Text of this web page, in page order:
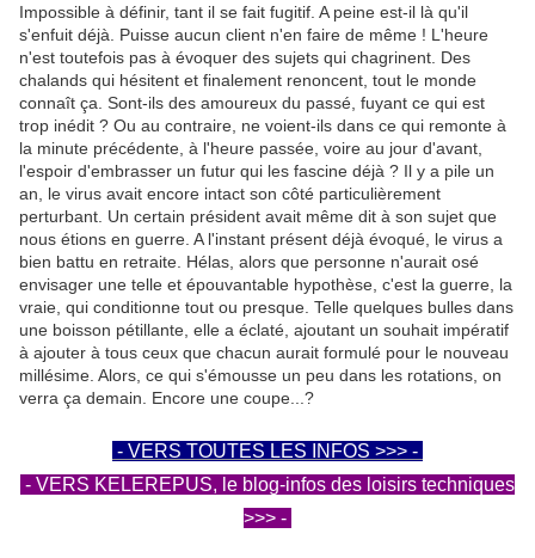
Impossible à définir, tant il se fait fugitif. A peine est-il là qu'il
s'enfuit déjà. Puisse aucun client n'en faire de même ! L'heure
n'est toutefois pas à évoquer des sujets qui chagrinent. Des
chalands qui hésitent et finalement renoncent, tout le monde
connaît ça. Sont-ils des amoureux du passé, fuyant ce qui est
trop inédit ? Ou au contraire, ne voient-ils dans ce qui remonte à
la minute précédente, à l'heure passée, voire au jour d'avant,
l'espoir d'embrasser un futur qui les fascine déjà ? Il y a pile un
an, le virus avait encore intact son côté particulièrement
perturbant. Un certain président avait même dit à son sujet que
nous étions en guerre. A l'instant présent déjà évoqué, le virus a
bien battu en retraite. Hélas, alors que personne n'aurait osé
envisager une telle et épouvantable hypothèse, c'est la guerre, la
vraie, qui conditionne tout ou presque. Telle quelques bulles dans
une boisson pétillante, elle a éclaté, ajoutant un souhait impératif
à ajouter à tous ceux que chacun aurait formulé pour le nouveau
millésime. Alors, ce qui s'émousse un peu dans les rotations, on
verra ça demain. Encore une coupe...?
- VERS TOUTES LES INFOS >>> -
- VERS KELEREPUS, le blog-infos des loisirs techniques
>>> -